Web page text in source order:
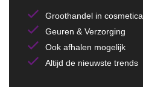
Groothandel in cosmetica
Geuren & Verzorging
Ook afhalen mogelijk
Altijd de nieuwste trends